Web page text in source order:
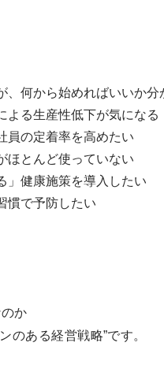
、何から始めればいいか分
よる生産性低下が気になる
員の定着率を高めたい
ほとんど使っていない
」健康施策を導入したい
慣で予防したい
か
のある経営戦略”です。